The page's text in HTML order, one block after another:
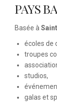
PAYS
Basée à
écoles de
troupes
studios,
galas et